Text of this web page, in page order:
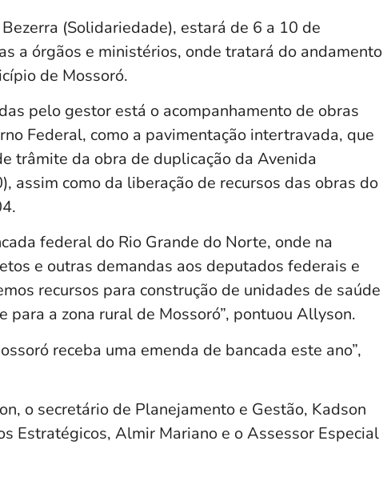
(Solidariedade), estará de 6 a 10 de
a órgãos e ministérios, onde tratará do andamento
de Mossoró.
pelo gestor está o acompanhamento de obras
Federal, como a pavimentação intertravada, que
trâmite da obra de duplicação da Avenida
assim como da liberação de recursos das obras do
federal do Rio Grande do Norte, onde na
e outras demandas aos deputados federais e
recursos para construção de unidades de saúde
para a zona rural de Mossoró”, pontuou Allyson.
receba uma emenda de bancada este ano”,
o secretário de Planejamento e Gestão, Kadson
Estratégicos, Almir Mariano e o Assessor Especial